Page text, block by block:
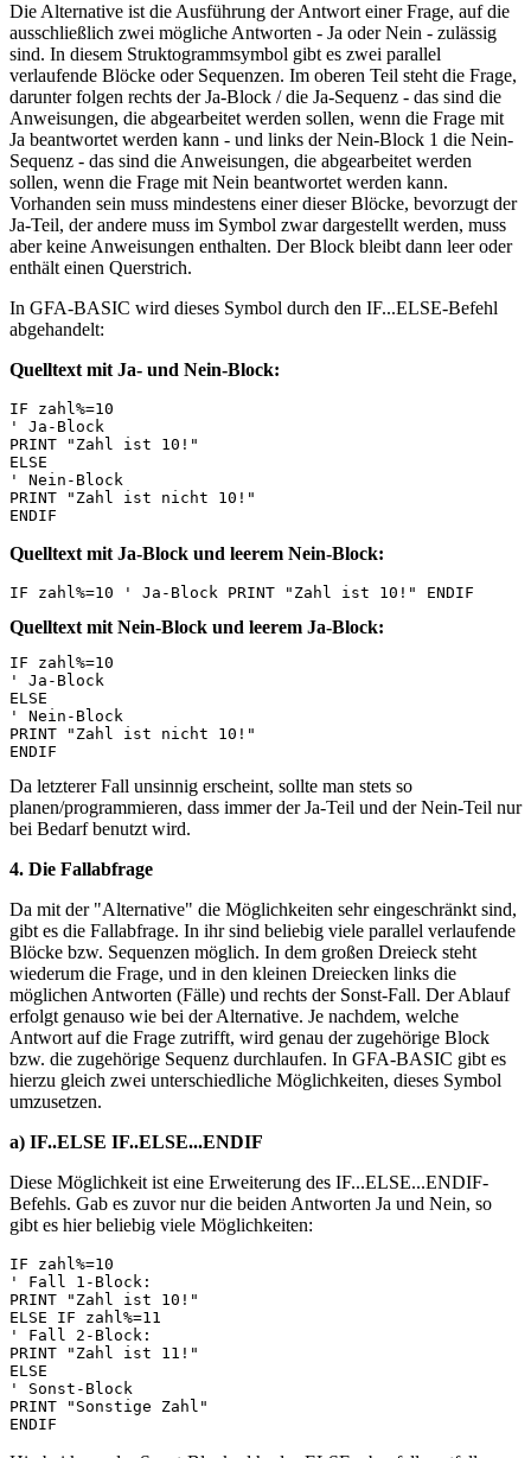
Die Alternative ist die Ausführung der Antwort einer Frage, auf die
ausschließlich zwei mögliche Antworten - Ja oder Nein - zulässig
sind. In diesem Struktogrammsymbol gibt es zwei parallel
verlaufende Blöcke oder Sequenzen. Im oberen Teil steht die Frage,
darunter folgen rechts der Ja-Block / die Ja-Sequenz - das sind die
Anweisungen, die abgearbeitet werden sollen, wenn die Frage mit
Ja beantwortet werden kann - und links der Nein-Block 1 die Nein-
Sequenz - das sind die Anweisungen, die abgearbeitet werden
sollen, wenn die Frage mit Nein beantwortet werden kann.
Vorhanden sein muss mindestens einer dieser Blöcke, bevorzugt der
Ja-Teil, der andere muss im Symbol zwar dargestellt werden, muss
aber keine Anweisungen enthalten. Der Block bleibt dann leer oder
enthält einen Querstrich.
In GFA-BASIC wird dieses Symbol durch den IF...ELSE-Befehl
abgehandelt:
Quelltext mit Ja- und Nein-Block:
IF zahl%=10
' Ja-Block
PRINT "Zahl ist 10!"
ELSE
' Nein-Block
PRINT "Zahl ist nicht 10!"
Quelltext mit Ja-Block und leerem Nein-Block:
Quelltext mit Nein-Block und leerem Ja-Block:
IF zahl%=10
' Ja-Block
ELSE
' Nein-Block
PRINT "Zahl ist nicht 10!"
Da letzterer Fall unsinnig erscheint, sollte man stets so
planen/programmieren, dass immer der Ja-Teil und der Nein-Teil nur
bei Bedarf benutzt wird.
4. Die Fallabfrage
Da mit der "Alternative" die Möglichkeiten sehr eingeschränkt sind,
gibt es die Fallabfrage. In ihr sind beliebig viele parallel verlaufende
Blöcke bzw. Sequenzen möglich. In dem großen Dreieck steht
wiederum die Frage, und in den kleinen Dreiecken links die
möglichen Antworten (Fälle) und rechts der Sonst-Fall. Der Ablauf
erfolgt genauso wie bei der Alternative. Je nachdem, welche
Antwort auf die Frage zutrifft, wird genau der zugehörige Block
bzw. die zugehörige Sequenz durchlaufen. In GFA-BASIC gibt es
hierzu gleich zwei unterschiedliche Möglichkeiten, dieses Symbol
umzusetzen.
a) IF..ELSE IF..ELSE...ENDIF
Diese Möglichkeit ist eine Erweiterung des IF...ELSE...ENDIF-
Befehls. Gab es zuvor nur die beiden Antworten Ja und Nein, so
gibt es hier beliebig viele Möglichkeiten:
IF zahl%=10
' Fall 1-Block:
PRINT "Zahl ist 10!"
ELSE IF zahl%=11
' Fall 2-Block:
PRINT "Zahl ist 11!"
ELSE
' Sonst-Block
PRINT "Sonstige Zahl"